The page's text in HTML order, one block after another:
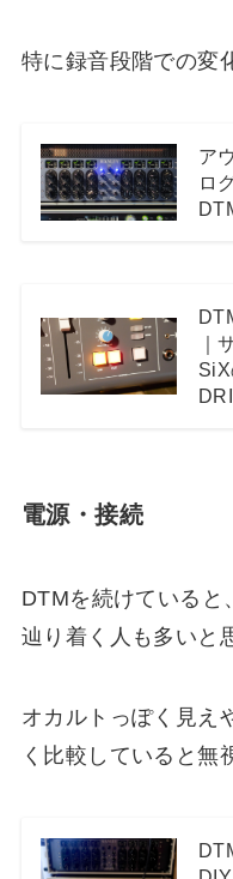
特に録音段階での変
ア
ロ
｜
電源・接続
DTMを続けていると
辿り着く人も多いと
オカルトっぽく見え
く比較していると無